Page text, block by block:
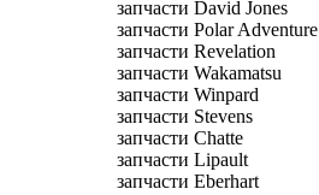
запчасти David Jones
запчасти Polar Adventure
запчасти Revelation
запчасти Wakamatsu
запчасти Winpard
запчасти Stevens
запчасти Chatte
запчасти Lipault
запчасти Eberhart